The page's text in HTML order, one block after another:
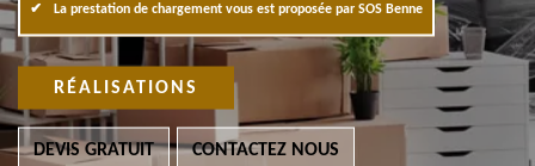
La prestation de chargement vous est proposée par SOS Benne
RÉALISATIONS
DEVIS GRATUIT CONTACTEZ NOUS